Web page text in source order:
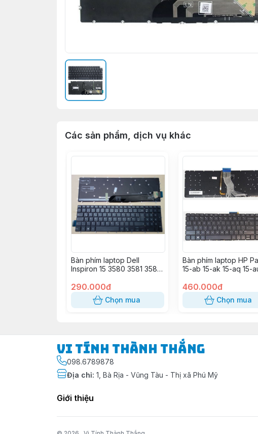
Các sản phẩm, dịch vụ khác
Bàn phím laptop Dell
Inspiron 15 3580 3581 3582
5570 5575 5767 5775
7566 7567 7577 Vostro 15
3584 3590 5568 Gaming
290.000đ
Chọn mua
Bàn phím laptop HP
15-ab 15-ak 15-aq 15-
17-g
460.000đ
Chọn mua
Vi Tính Thành Thắng
098.6789878
Địa chỉ: 1, Bà Rịa - Vũng Tàu - Thị xã Phú Mỹ
Giới thiệu